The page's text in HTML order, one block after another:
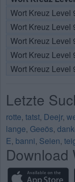
Wort Kreuz Level
Wort Kreuz Level
Wort Kreuz Level
Wort Kreuz Level
Wort Kreuz Level
Letzte
rotte, tatst, Deejr,
lange, Geeös,
E, banni, Seien,
Download